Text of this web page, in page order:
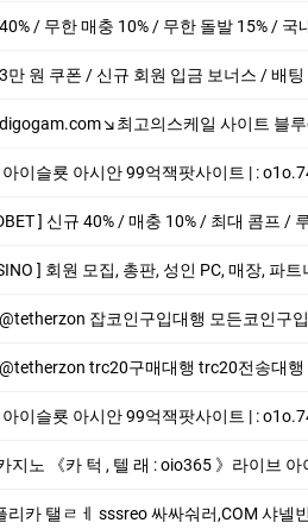
/ 무한 매충 10% / 무한 돌발 15% / 국
만 원 쿠폰 / 신규 회원 입금 보너스 / 배
최고의스케일 사이트 블
이슬룟 아시안 99억잭­팟사이트 | :
] 신규 40% / 매충 10% / 최대 콤프 /
] 회원 모집, 총판, 성인 PC, 매장, 파
잡코인구입대행 모든코인구입가능 모
trc20구매대행 trc20전송대행
이슬룟 아시안 99억잭­팟사이트 | :
지노 《카 턱 , 텔 래 : oio365 》라이브
카 탤ㄹㅔ sssreo 싸싸숴러,COM 샤넬빈티지